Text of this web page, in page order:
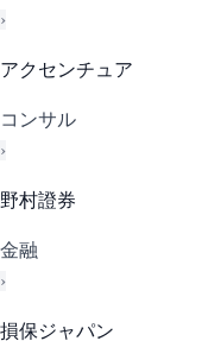
›
アクセンチュア
コンサル
›
野村證券
金融
›
損保ジャパン